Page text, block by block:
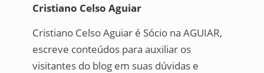
Cristiano Celso Aguiar
Cristiano Celso Aguiar é Sócio na AGUIAR,
escreve conteúdos para auxiliar os
visitantes do blog em suas dúvidas e